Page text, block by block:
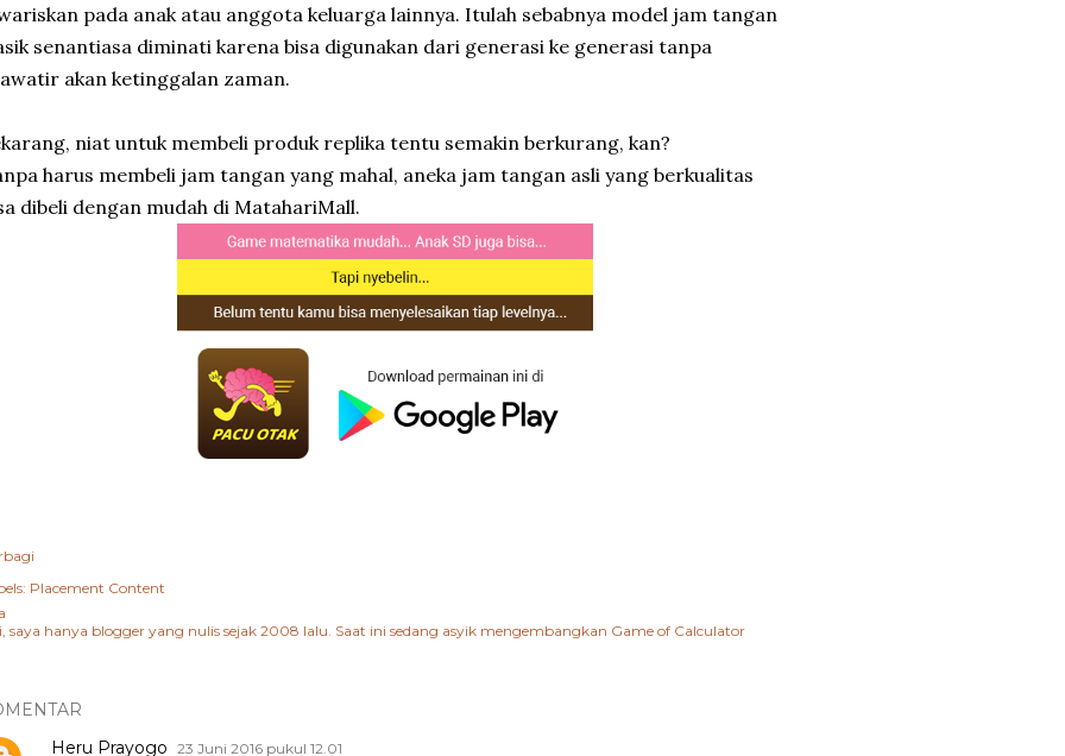
pada anak atau anggota keluarga lainnya. Itulah sebabnya model jam tangan
senantiasa diminati karena bisa digunakan dari generasi ke generasi tanpa
akan ketinggalan zaman.
niat untuk membeli produk replika tentu semakin berkurang, kan?
harus membeli jam tangan yang mahal, aneka jam tangan asli yang berkualitas
dibeli dengan mudah di MatahariMall.
Placement Content
saya hanya blogger yang nulis sejak 2008 lalu. Saat ini sedang asyik mengembangkan Game of Calculator
Heru Prayogo 23 Juni 2016 pukul 12.01